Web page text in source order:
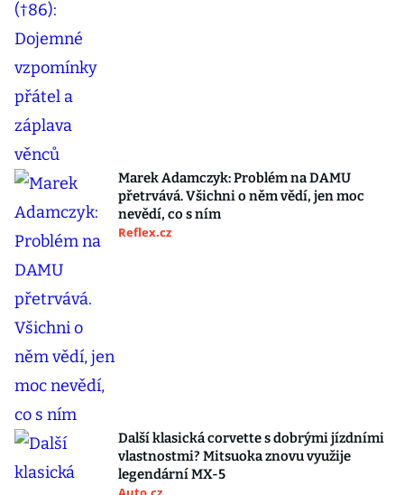
Marek Adamczyk: Problém na DAMU
přetrvává. Všichni o něm vědí, jen moc
nevědí, co s ním
Reflex.cz
Další klasická corvette s dobrými jízdními
vlastnostmi? Mitsuoka znovu využije
legendární MX-5